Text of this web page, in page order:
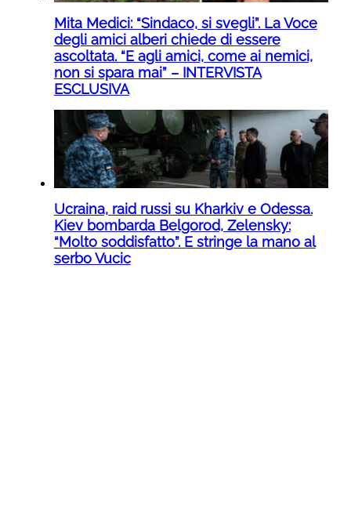
Mita Medici: “Sindaco, si svegli”. La Voce
degli amici alberi chiede di essere
ascoltata. “E agli amici, come ai nemici,
non si spara mai” – INTERVISTA
ESCLUSIVA
Ucraina, raid russi su Kharkiv e Odessa.
Kiev bombarda Belgorod, Zelensky:
“Molto soddisfatto”. E stringe la mano al
serbo Vucic